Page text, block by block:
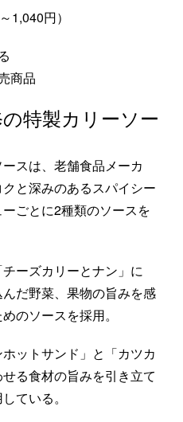
1,040円）
商品
の特製カリーソー
スは、老舗食品メーカ
と深みのあるスパイシー
ごとに2種類のソースを
ーズカリーとナン」に
だ野菜、果物の旨みを感
のソースを採用。
ットサンド」と「カツカ
る食材の旨みを引き立て
ている。